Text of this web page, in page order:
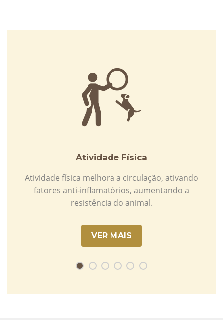
Atividade Física
Atividade física melhora a circulação, ativando
fatores anti-inflamatórios, aumentando a
resistência do animal.
VER MAIS